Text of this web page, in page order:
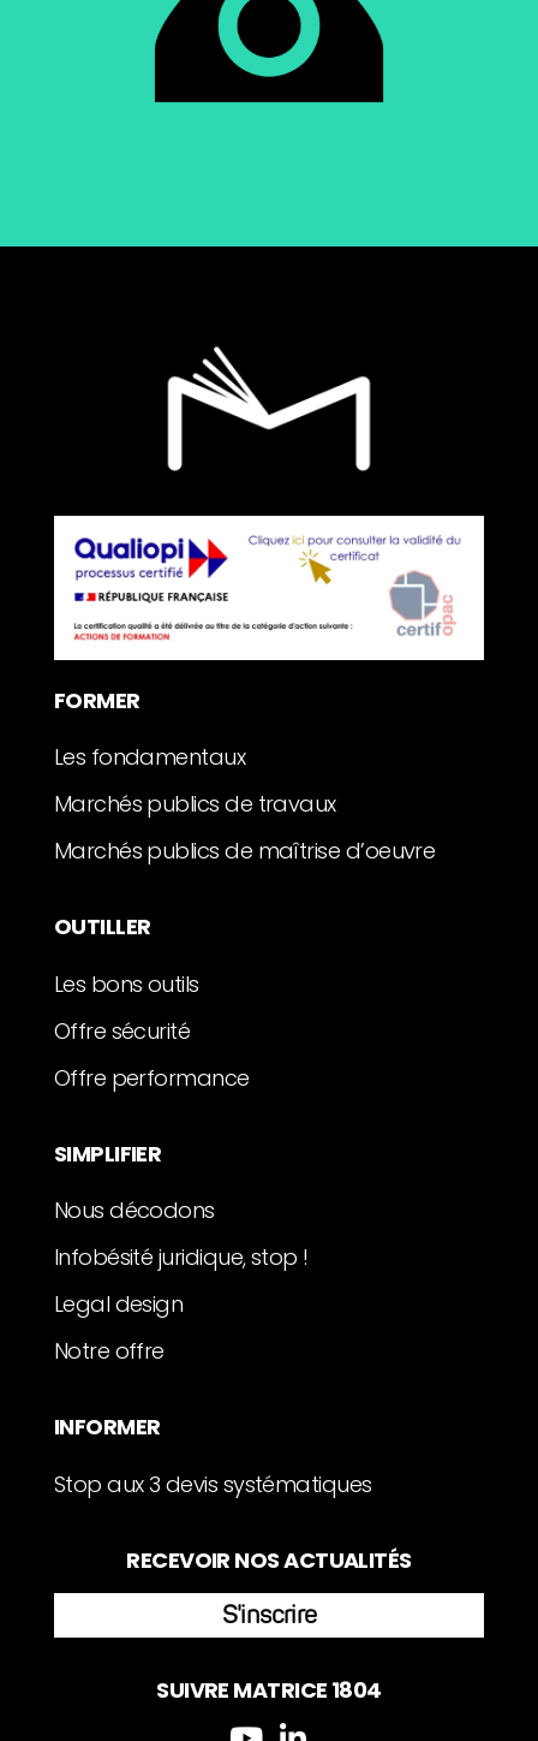
FORMER
Les fondamentaux
Marchés publics de travaux
Marchés publics de maîtrise d’oeuvre
OUTILLER
Les bons outils
Offre sécurité
Offre performance
SIMPLIFIER
Nous décodons
Infobésité juridique, stop !
Legal design
Notre offre
INFORMER
Stop aux 3 devis systématiques
RECEVOIR NOS ACTUALITÉS
S'inscrire
SUIVRE MATRICE 1804